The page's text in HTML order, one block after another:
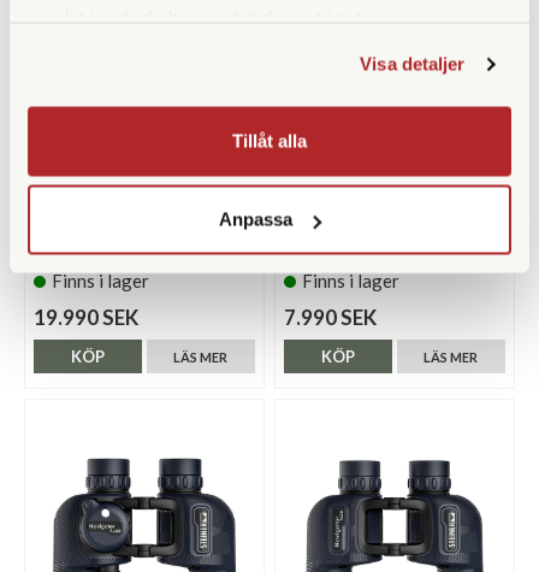
Visa detaljer
Tillåt alla
Anpassa
Steiner
Finns i lager
19.990 SEK
LÄS MER
KÖP
Steiner
Steiner 7x50 Navigator
Finns i lager
7.990 SEK
LÄS MER
KÖP